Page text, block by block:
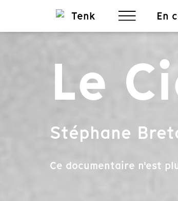
En
Le
Stéphane
Ce documentaire n'est